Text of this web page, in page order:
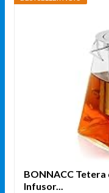
BONNACC
Infusor...